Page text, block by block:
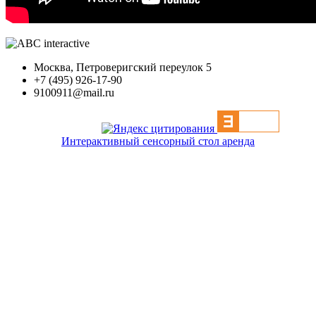
Москва, Петроверигский переулок 5
+7 (495) 926-17-90
9100911@mail.ru
Интерактивный сенсорный стол аренда